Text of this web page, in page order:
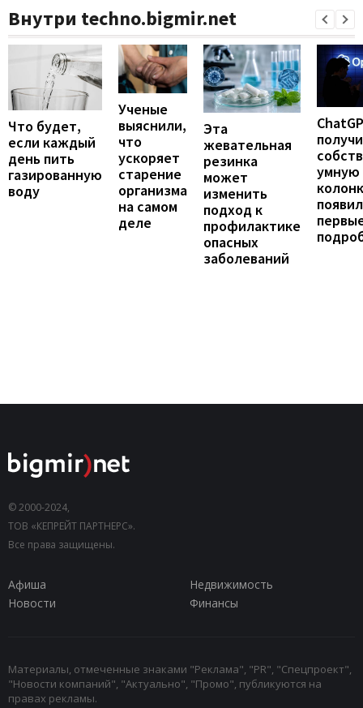
Внутри techno.bigmir.net
Что будет,
если каждый
день пить
газированную
воду
Ученые
выяснили,
что
ускоряет
старение
организма
на самом
деле
Эта
жевательная
резинка
может
изменить
подход к
профилактике
опасных
заболеваний
умную
© 2000-2024,
ТОВ «КЕПРЕЙТ ПАРТНЕРС».
Все права защищены.
Афиша
Недвижимость
Новости
Финансы
Материалы, отмеченные знаками "Реклама", "PR", "Спецпроект",
"Новости компаний", "Актуально", "Промо", публикуются на
правах рекламы.